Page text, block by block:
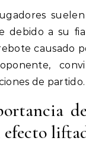
debido a su
causado
de partido.
efecto